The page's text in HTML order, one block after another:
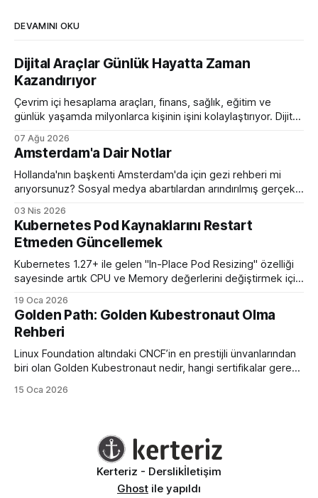
DEVAMINI OKU
Dijital Araçlar Günlük Hayatta Zaman
Kazandırıyor
Çevrim içi hesaplama araçları, finans, sağlık, eğitim ve
günlük yaşamda milyonlarca kişinin işini kolaylaştırıyor. Dijital
07 Ağu 2026
Amsterdam'a Dair Notlar
Hollanda'nın başkenti Amsterdam'da için gezi rehberi mi
arıyorsunuz? Sosyal medya abartılardan arındırılmış gerçek
03 Nis 2026
Kubernetes Pod Kaynaklarını Restart
Etmeden Güncellemek
Kubernetes 1.27+ ile gelen "In-Place Pod Resizing" özelliği
sayesinde artık CPU ve Memory değerlerini değiştirmek için
19 Oca 2026
Golden Path: Golden Kubestronaut Olma
Rehberi
Linux Foundation altındaki CNCF’in en prestijli ünvanlarından
biri olan Golden Kubestronaut nedir, hangi sertifikalar gerekir
Golden Kubestronaut’undan adım adım başarı rehberi.
15 Oca 2026
Kerteriz - Derslikİletişim
Ghost ile yapıldı